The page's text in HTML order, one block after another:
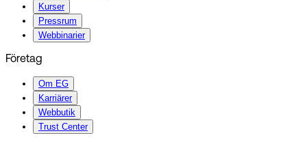
Kurser
Pressrum
Webbinarier
Företag
Om EG
Karriärer
Webbutik
Trust Center